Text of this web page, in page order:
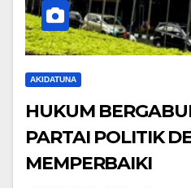
AKIDATUNA
HUKUM
PARTAI POLITIK
MEMPERBAIKI